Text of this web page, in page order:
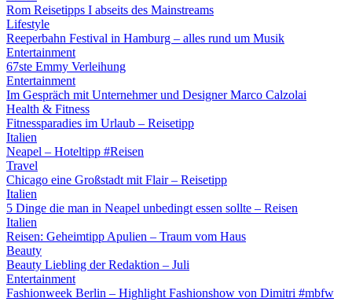
Rom Reisetipps I abseits des Mainstreams
Lifestyle
Reeperbahn Festival in Hamburg – alles rund um Musik
Entertainment
67ste Emmy Verleihung
Entertainment
Im Gespräch mit Unternehmer und Designer Marco Calzolai
Health & Fitness
Fitnessparadies im Urlaub – Reisetipp
Italien
Neapel – Hoteltipp #Reisen
Travel
Chicago eine Großstadt mit Flair – Reisetipp
Italien
5 Dinge die man in Neapel unbedingt essen sollte – Reisen
Italien
Reisen: Geheimtipp Apulien – Traum vom Haus
Beauty
Beauty Liebling der Redaktion – Juli
Entertainment
Fashionweek Berlin – Highlight Fashionshow von Dimitri #mbfw